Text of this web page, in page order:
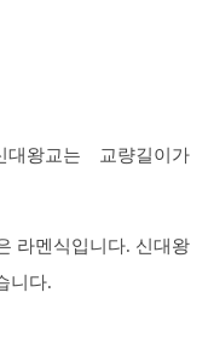
왕교는 교량길이가
라멘식입니다. 신대왕
니다.